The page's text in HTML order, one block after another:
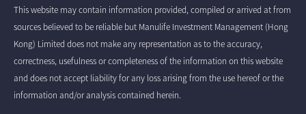
This website may contain information provided, compiled or arrived at from
sources believed to be reliable but Manulife Investment Management (Hong
Kong) Limited does not make any representation as to the accuracy,
correctness, usefulness or completeness of the information on this website
and does not accept liability for any loss arising from the use hereof or the
information and/or analysis contained herein.